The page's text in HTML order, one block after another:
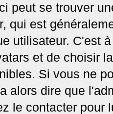
peut se trouver
qui est
utilisateur. C'est
et de choisir
Si vous ne
alors dire que
le contacter pour